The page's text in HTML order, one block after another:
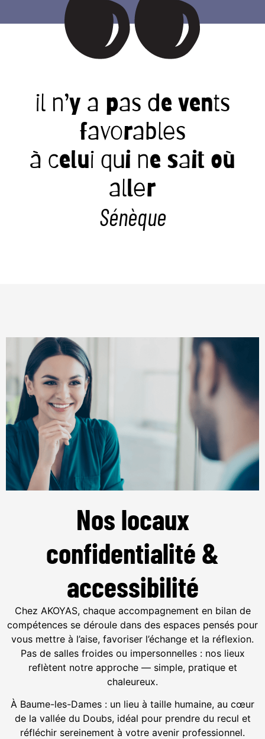
il n’y a pas de vents
favorables
à celui qui ne sait où
aller
Sénèque
Nos locaux
confidentialité &
accessibilité
Chez AKOYAS, chaque accompagnement en bilan de
compétences se déroule dans des espaces pensés pour
vous mettre à l’aise, favoriser l’échange et la réflexion.
Pas de salles froides ou impersonnelles : nos lieux
reflètent notre approche — simple, pratique et
chaleureux.
À Baume-les-Dames : un lieu à taille humaine, au cœur
de la vallée du Doubs, idéal pour prendre du recul et
réfléchir sereinement à votre avenir professionnel.